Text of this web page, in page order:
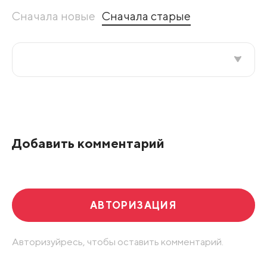
Сначала новые Сначала старые
Добавить комментарий
АВТОРИЗАЦИЯ
Авторизуйресь, чтобы оставить комментарий.